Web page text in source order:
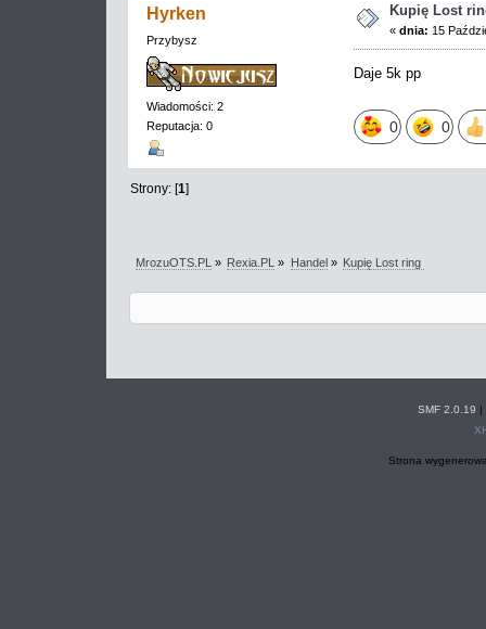
Hyrken
Przybysz
Wiadomości: 2
Reputacja: 0
Kupię Lost
« dnia: 15
Daje 5k pp
0 0
Strony: [1]
MrozuOTS.PL » Rexia.PL » Handel» Kupię Lost ring
SMF 2.0.19 |
Strona